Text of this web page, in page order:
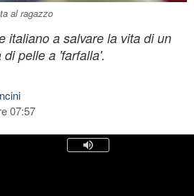
al ragazzo
italiano a salvare la vita di un
pelle a 'farfalla'.
07:57